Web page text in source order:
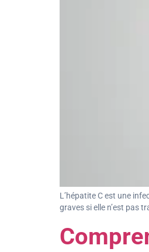
L’hépatite C est une
graves si elle n’est pas